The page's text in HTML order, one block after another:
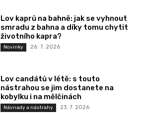
Lov kaprů na bahně: jak se vyhnout
smradu z bahna a díky tomu chytit
životního kapra?
Novinky 26. 7. 2026
Lov candátů v létě: s touto
nástrahou se jim dostanete na
kobylku i na mělčinách
Návnady a nástrahy 23. 7. 2026